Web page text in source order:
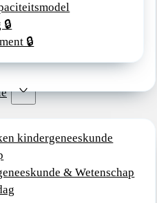
🔒
kindergeneeskunde
& Wetenschap